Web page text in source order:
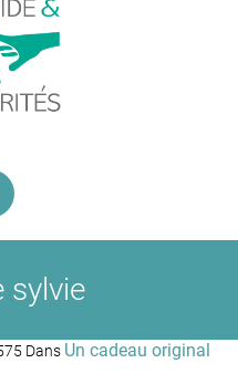
sylvie
Dans Un cadeau original